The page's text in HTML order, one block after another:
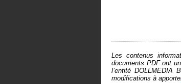
Les contenus
documents PDF ont
l’entité DOLLMEDIA
modifications à